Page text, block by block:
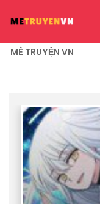
MÊ TRUYỆN VN